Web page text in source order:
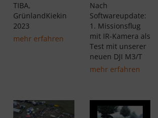
TIBA,
GrünlandKiekin
2023
mehr erfahren
Nach
Softwareupdate:
1. Missionsflug
mit IR-Kamera als
Test mit unserer
neuen DJI M3/T
mehr erfahren